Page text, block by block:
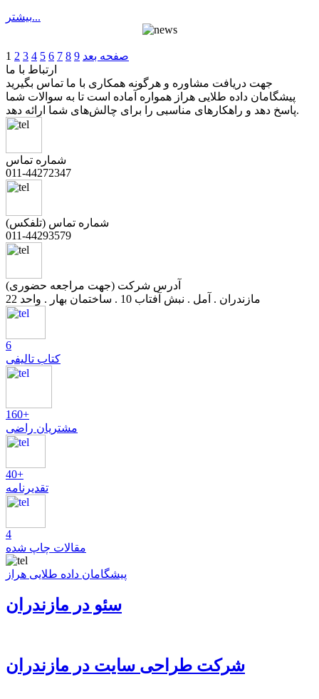
بيشتر...
1 2 3 4 5 6 7 8 9 صفحه بعد
ارتباط با ما
جهت دریافت مشاوره و هرگونه همکاری با ما تماس بگیرید
پیشگامان داده طلایی هراز همواره آماده است تا به سوالات شما
پاسخ دهد و راهکارهای مناسبی را برای چالش‌های شما ارائه دهد.
شماره تماس
011-44272347
شماره تماس (تلفکس)
011-44293579
آدرس شرکت (جهت مراجعه حضوری)
مازندران . آمل . نبش آفتاب 10 . ساختمان بهار . واحد 22
6
کتاب تالیفی
160+
مشتریان راضی
40+
تقدیرنامه
4
مقالات چاپ شده
پیشگامان داده طلایی هراز
سئو در مازندران
شرکت طراحی سایت در مازندران